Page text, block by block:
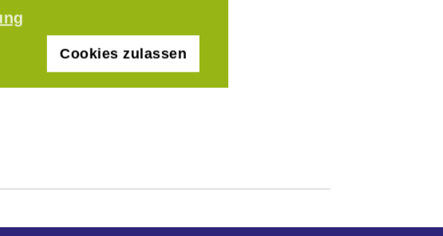
Cookies zulassen